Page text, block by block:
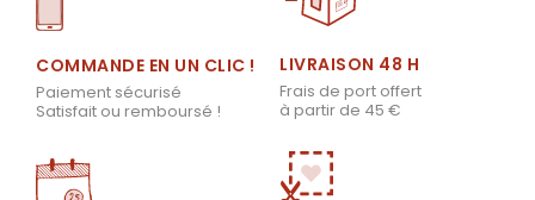
COMMANDE EN UN CLIC !
Paiement sécurisé
Satisfait ou remboursé !
LIVRAISON 48 H
Frais de port offert
à partir de 45 €